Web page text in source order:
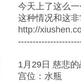
今天上了这么
这种情况和这
http://
1月29日 慈悲的
宫位：水瓶